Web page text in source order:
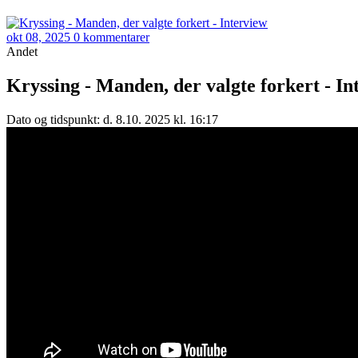
okt 08, 2025 0 kommentarer
Andet
Kryssing - Manden, der valgte forkert -
Dato og tidspunkt: d. 8.10. 2025 kl. 16:17